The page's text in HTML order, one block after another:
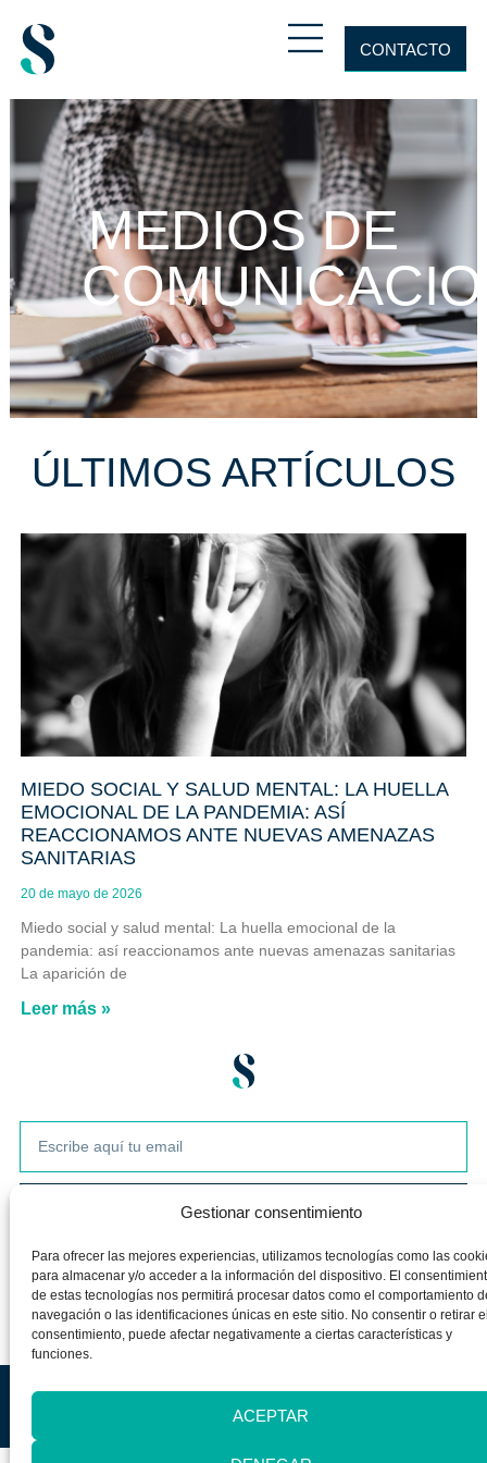
Gestionar consentimiento
Para ofrecer las mejores experiencias, utilizamos tecnologías como las
para almacenar y/o acceder a la información del dispositivo. El
de estas tecnologías nos permitirá procesar datos como el comportamiento
navegación o las identificaciones únicas en este sitio. No consentir o retirar
consentimiento, puede afectar negativamente a ciertas características y
funciones.
ACEPTAR
CONTACTO
MEDIOS DE
ÚLTIMOS ARTÍCULOS
MIEDO SOCIAL Y SALUD MENTAL: LA HUELLA
EMOCIONAL DE LA PANDEMIA: ASÍ
REACCIONAMOS ANTE NUEVAS AMENAZAS
SANITARIAS
20 de mayo de 2026
Miedo social y salud mental: La huella emocional de la
pandemia: así reaccionamos ante nuevas amenazas sanitarias
La aparición de
Leer más »
Enviar
Aviso legalPolítica de privacidadPolítica de cookies
Silvia Álava. Todos los derechos reservados 2025©